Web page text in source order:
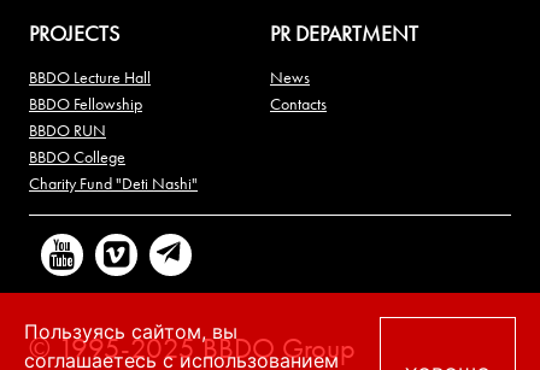
PROJECTS
BBDO Lecture Hall
BBDO Fellowship
BBDO RUN
BBDO College
Charity Fund "Deti Nashi"
PR DEPARTMENT
News
Contacts
© 1995-2025 BBDO Group
Пользуясь сайтом, вы
соглашаетесь с использованием